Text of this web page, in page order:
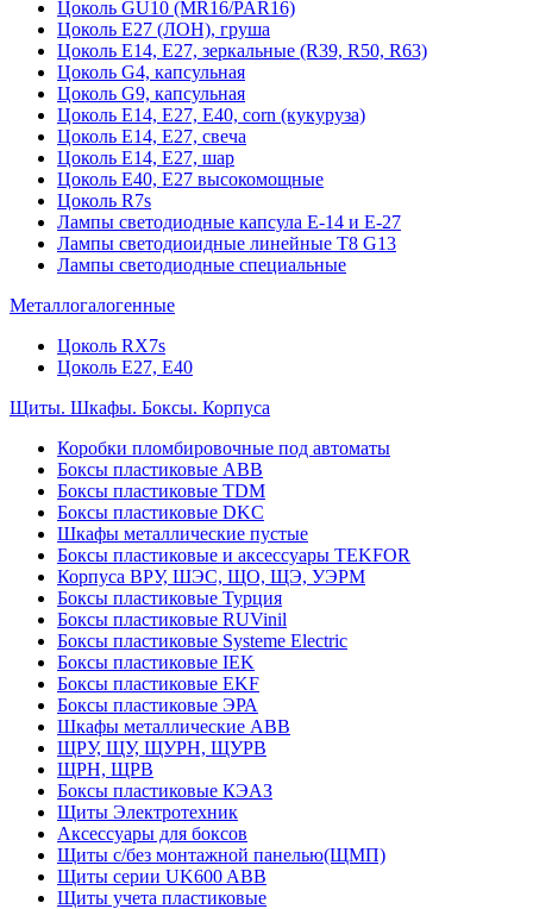
Цоколь GU10 (MR16/PAR16)
Цоколь Е27 (ЛОН), груша
Цоколь Е14, Е27, зеркальные (R39, R50, R63)
Цоколь G4, капсульная
Цоколь G9, капсульная
Цоколь Е14, Е27, Е40, corn (кукуруза)
Цоколь Е14, Е27, свеча
Цоколь Е14, Е27, шар
Цоколь Е40, Е27 высокомощные
Цоколь R7s
Лампы светодиодные капсула Е-14 и Е-27
Лампы светодиоидные линейные T8 G13
Лампы светодиодные специальные
Металлогалогенные
Цоколь RX7s
Цоколь Е27, E40
Щиты. Шкафы. Боксы. Корпуса
Коробки пломбировочные под автоматы
Боксы пластиковые ABB
Боксы пластиковые TDM
Боксы пластиковые DKC
Шкафы металлические пустые
Боксы пластиковые и аксессуары TEKFOR
Корпуса ВРУ, ШЭС, ЩО, ЩЭ, УЭРМ
Боксы пластиковые Турция
Боксы пластиковые RUVinil
Боксы пластиковые Systeme Electric
Боксы пластиковые IEK
Боксы пластиковые EKF
Боксы пластиковые ЭРА
Шкафы металлические ABB
ЩРУ, ЩУ, ЩУРН, ЩУРВ
ЩРН, ЩРВ
Боксы пластиковые КЭАЗ
Щиты Электротехник
Аксессуары для боксов
Щиты с/без монтажной панелью(ЩМП)
Щиты серии UK600 ABB
Щиты учета пластиковые